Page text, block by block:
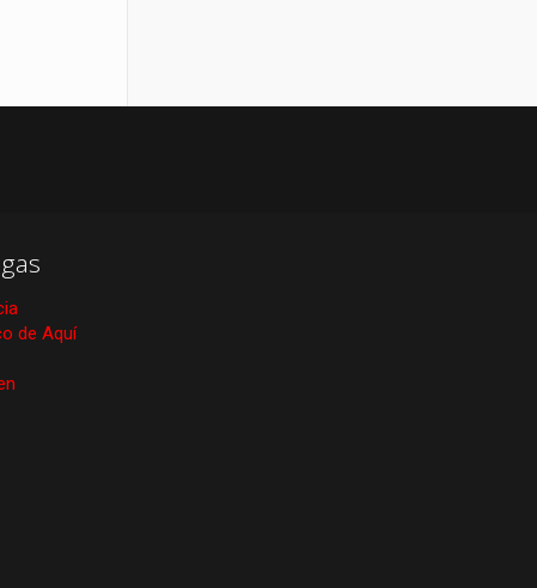
de Aquí